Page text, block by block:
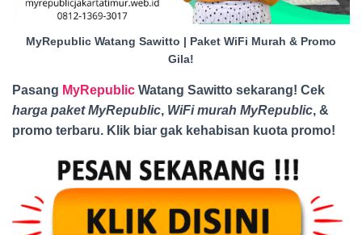
MyRepublic Watang Sawitto | Paket WiFi Murah & Promo
Gila!
Pasang MyRepublic Watang Sawitto sekarang! Cek
harga paket MyRepublic, WiFi murah MyRepublic, &
promo terbaru. Klik biar gak kehabisan kuota promo!